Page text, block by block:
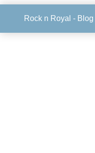
Rock n Royal - Blog